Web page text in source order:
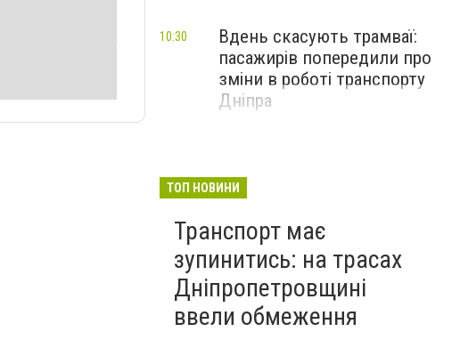
Вдень скасують трамваї:
пасажирів попередили про
зміни в роботі транспорту
Дніпра
10:30
ТОП НОВИНИ
Транспорт має
зупинитись: на трасах
Дніпропетровщині
ввели обмеження